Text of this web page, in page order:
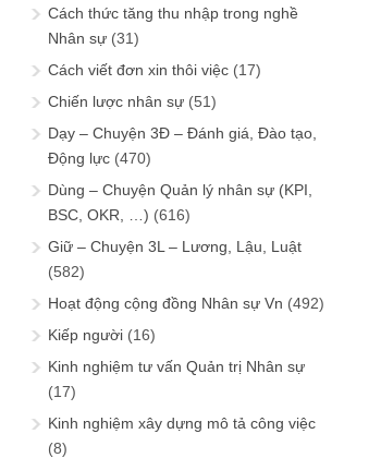
Cách thức tăng thu nhập trong nghề
Nhân sự (31)
Cách viết đơn xin thôi việc (17)
Chiến lược nhân sự (51)
Dạy – Chuyện 3Đ – Đánh giá, Đào tạo,
Động lực (470)
Dùng – Chuyện Quản lý nhân sự (KPI,
BSC, OKR, …) (616)
Giữ – Chuyện 3L – Lương, Lậu, Luật
(582)
Hoạt động cộng đồng Nhân sự Vn (492)
Kiếp người (16)
Kinh nghiệm tư vấn Quản trị Nhân sự
(17)
Kinh nghiệm xây dựng mô tả công việc
(8)